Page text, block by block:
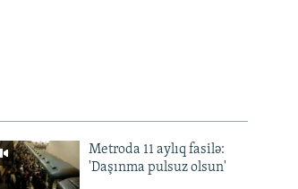
Metroda 11 aylıq fasilə:
'Daşınma pulsuz olsun'